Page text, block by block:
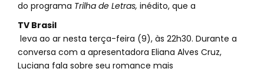
do programa Trilha de Letras, inédito, que a
TV Brasil
leva ao ar nesta terça-feira (9), às 22h30. Durante a
conversa com a apresentadora Eliana Alves Cruz,
Luciana fala sobre seu romance mais